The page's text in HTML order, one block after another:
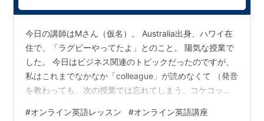
今日の講師はMさん（仮名）。 Australia出身、ハワイ在
住で、「ラグビーやってたよ」とのこと。 陽気な授業で
した。 今日はビジネス関連のトピックだったのですが、
私はこれまでなかなか「colleague」が読めなくて （発音
を教わっても、次の授業では忘れてしまう。コケコッコ
は、 「おいらはラグビーやってたから、col-leagueって
#オンライン英語レッスン #オンライン英語講座